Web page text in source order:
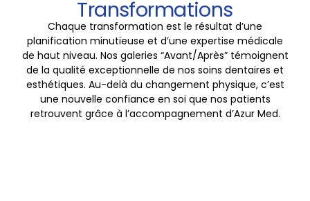
Transformations
Chaque transformation est le résultat d’une
planification minutieuse et d’une expertise médicale
de haut niveau. Nos galeries “Avant/Après” témoignent
de la qualité exceptionnelle de nos soins dentaires et
esthétiques. Au-delà du changement physique, c’est
une nouvelle confiance en soi que nos patients
retrouvent grâce à l’accompagnement d’Azur Med.
1
2
6
7
6
7
6
7
5
6
3
4
3
4
1
2
3
1
2
3